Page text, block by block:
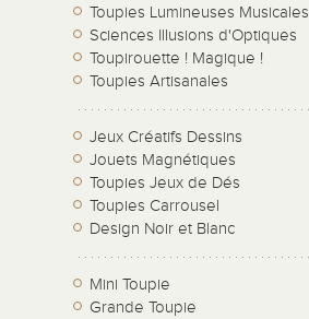
Toupies Lumineuses Musicales
Sciences Illusions d'Optiques
Toupirouette ! Magique !
Toupies Artisanales
Jeux Créatifs Dessins
Jouets Magnétiques
Toupies Jeux de Dés
Toupies Carrousel
Design Noir et Blanc
Mini Toupie
Grande Toupie